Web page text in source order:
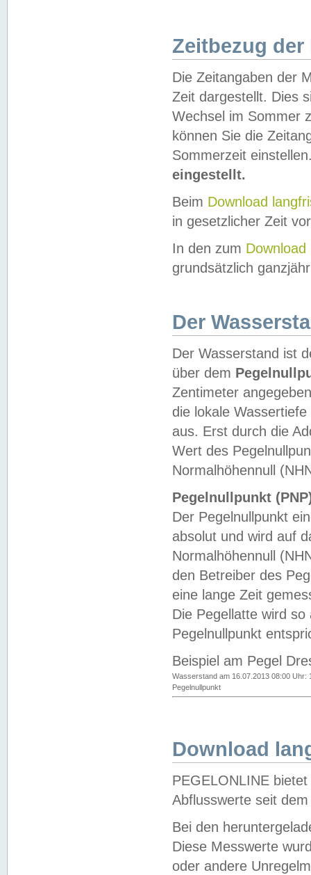
Zeitbezug der
Die Zeitangaben der
Zeit dargestellt. Dies
Wechsel im Sommer
können Sie die
Sommerzeit
eingestellt.
Beim Download
in gesetzlicher Zeit
In den zum Download
grundsätzlich
Der
Der Wasserstand ist
über dem
Zentimeter
die lokale
aus. Erst durch die
Wert des
Normalhöhennull
Pegelnullpunkt
Der Pegelnullpunkt
absolut und wird auf
Normalhöhennull
den Betreiber des
eine lange Zeit
Die Pegellatte wird
Pegelnullpunkt
Beispiel am Pegel
Wasserstand am 16.07.2013 08:00 Uhr:
Pegelnullpunkt
Download
PEGELONLINE
Abflusswerte seit
Bei den
Diese Messwerte
oder andere